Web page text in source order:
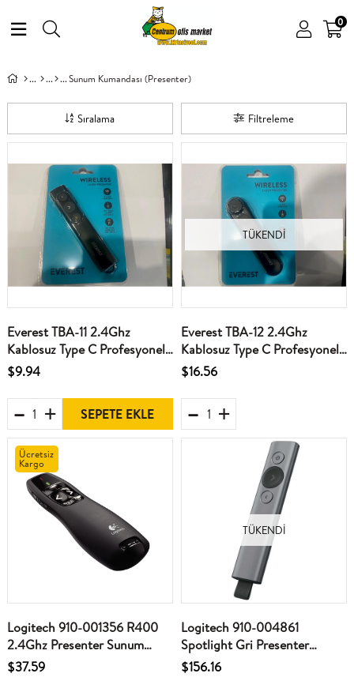
0
Sunum Kumandası (Presenter)
Filtreleme
Sıralama
Everest TBA-11 2.4Ghz
Kablosuz Type C Profesyonel
Sunum Cihazı (100-200mt
$9.94
SEPETE EKLE
TÜKENDI
Everest TBA-12 2.4Ghz
Kablosuz Type C Profesyonel
Sunum Cihazı(100-200mt
$16.56
Logitech 910-001356 R400
2.4Ghz Presenter Sunum
Kumandası
$37.59
Ücretsiz
Kargo
TÜKENDI
Logitech 910-004861
Spotlight Gri Presenter
Sunum Kumandası
$156.16